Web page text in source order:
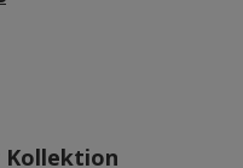
Kollektion